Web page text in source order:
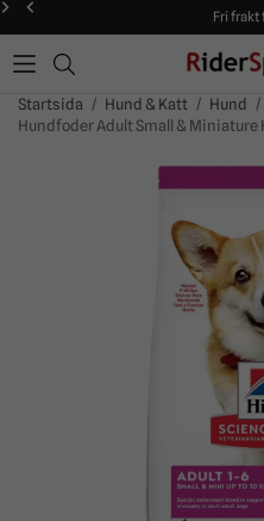
Fri frakt
Alltid
Fri frakt
Startsida / Hund & Katt / Hund
/
Hundfoder Adult Small & Miniature